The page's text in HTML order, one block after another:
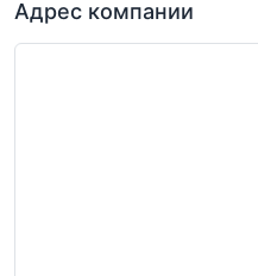
Адрес компании